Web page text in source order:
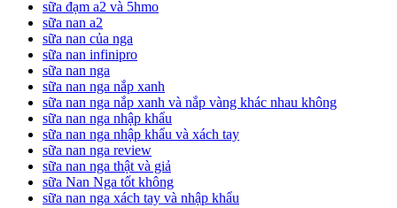
sữa đạm a2 và 5hmo
sữa nan a2
sữa nan của nga
sữa nan infinipro
sữa nan nga
sữa nan nga nắp xanh
sữa nan nga nắp xanh và nắp vàng khác nhau không
sữa nan nga nhập khẩu
sữa nan nga nhập khẩu và xách tay
sữa nan nga review
sữa nan nga thật và giả
sữa Nan Nga tốt không
sữa nan nga xách tay và nhập khẩu